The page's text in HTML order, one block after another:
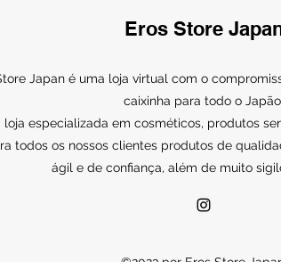
Eros Store
Japan é uma loja virtual com o
caixinha para todo o
loja especializada em cosméticos, produtos
todos os nossos clientes produtos de
ágil e de confiança, além de muito